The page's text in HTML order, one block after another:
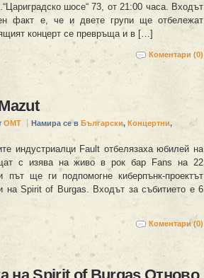
шосе“ 73, от 21:00 часа. Входът
факт е, че и двете групи ще отбележат
концерт се превръща и в […]
Коментари (0)
OMT Намира се в Български, Концертни,
индустриалци Fault отбелязаха юбилей на
с изява на живо в рок бар Fans на 22
път ще ги подпомогне киберпънк-проектът
на Spirit of Burgas. Входът за събитието е 6
Коментари (0)